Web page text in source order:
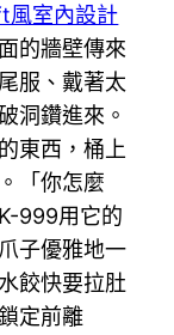
風室內設計
的牆壁傳來
服、戴著太
洞鑽進來。
東西，桶上
「你怎麼
999用它的
子優雅地一
餃快要拉肚
定前離